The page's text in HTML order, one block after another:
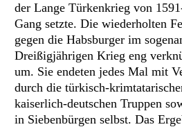
der Lange Türkenkrieg von
Gang setzte. Die wiederholten
gegen die Habsburger im
Dreißigjährigen Krieg eng
um. Sie endeten jedes Mal mit
durch die türkisch-
kaiserlich-deutschen Truppen
in Siebenbürgen selbst. Das